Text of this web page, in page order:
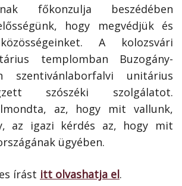
főkonzulja beszédében
hogy megvédjük és
A kolozsvári
templomban Buzogány-
szentivánlaborfalvi unitárius
szószéki szolgálatot.
az, hogy mit vallunk,
az igazi kérdés az, hogy mit
ügyében.
írást itt olvashatja el.